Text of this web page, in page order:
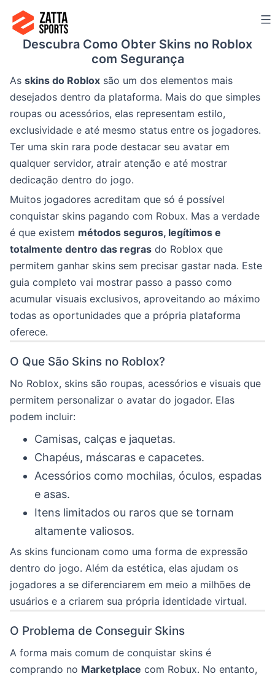
para
Descubra Como Obter Skins no Roblox
com Segurança
As skins do Roblox são um dos elementos mais
desejados dentro da plataforma. Mais do que simples
roupas ou acessórios, elas representam estilo,
exclusividade e até mesmo status entre os jogadores.
Ter uma skin rara pode destacar seu avatar em
qualquer servidor, atrair atenção e até mostrar
dedicação dentro do jogo.
Muitos jogadores acreditam que só é possível
conquistar skins pagando com Robux. Mas a verdade
é que existem métodos seguros, legítimos e
totalmente dentro das regras do Roblox que
permitem ganhar skins sem precisar gastar nada. Este
guia completo vai mostrar passo a passo como
acumular visuais exclusivos, aproveitando ao máximo
todas as oportunidades que a própria plataforma
oferece.
O Que São Skins no Roblox?
No Roblox, skins são roupas, acessórios e visuais que
permitem personalizar o avatar do jogador. Elas
podem incluir:
Camisas, calças e jaquetas.
Chapéus, máscaras e capacetes.
Acessórios como mochilas, óculos, espadas
e asas.
Itens limitados ou raros que se tornam
altamente valiosos.
As skins funcionam como uma forma de expressão
dentro do jogo. Além da estética, elas ajudam os
jogadores a se diferenciarem em meio a milhões de
usuários e a criarem sua própria identidade virtual.
O Problema de Conseguir Skins
A forma mais comum de conquistar skins é
comprando no Marketplace com Robux. No entanto,